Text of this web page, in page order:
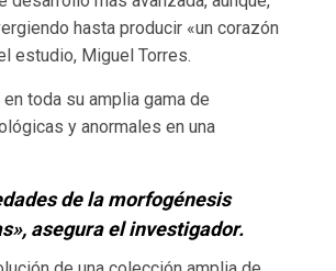
hasta producir «un corazón
estudio, Miguel Torres.
toda su amplia gama de
y anormales en una
de la morfogénesis
asegura el investigador.